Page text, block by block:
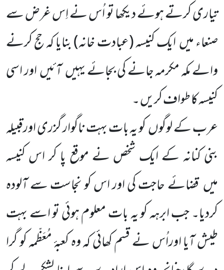
تیاری کرتے ہوئے دیکھا تو اُس نے اِس غرض سے
صنعاء میںایک کنیسہ(عبادت خانہ)بنایا کہ حج کرنے
والے مکہ مکرمہ جانے کی بجائے یہیںآئیںاور اسی
کنیسہ کا طواف کریں ۔
عرب کے لوگوںکو یہ بات بہت ناگوار گزری اورقبیلہ
بنی کنانہ کے ایک شخص نے موقع پا کر اس کنیسہ
میںقضائے حاجت کی اور اس کو نجاست سے آلودہ
کردیا۔ جب ابرہہ کو یہ بات معلوم ہوئی تو اسے بہت
طیش آیا اوراُس نے قسم کھائی کہ وہ کعبۂ مُعَظّمہ کو گرا